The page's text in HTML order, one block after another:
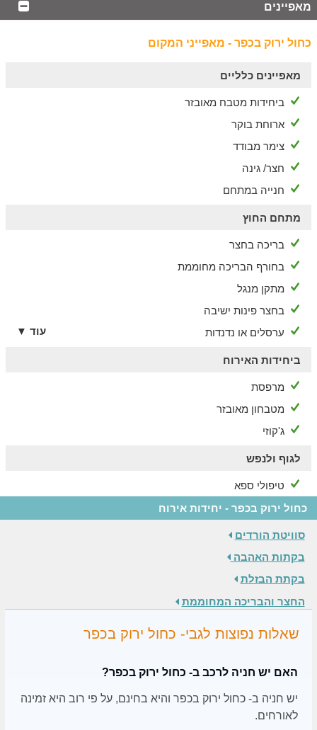
מאפיינים
כחול ירוק בכפר - מאפייני המקום
מאפיינים כלליים
ביחידות מטבח מאובזר
ארוחת בוקר
צימר מבודד
חצר/ גינה
חנייה במתחם
מתחם החוץ
בריכה בחצר
בחורף הבריכה מחוממת
מתקן מנגל
בחצר פינות ישיבה
ערסלים או נדנדות
עוד ▼
ביחידות האירוח
מרפסת
מטבחון מאובזר
ג'קוזי
לגוף ולנפש
טיפולי ספא
כחול ירוק בכפר - יחידות אירוח
סוויטת הורדים
בקתות האהבה
בקתת הבזלת
החצר והבריכה המחוממת
שאלות נפוצות לגבי- כחול ירוק בכפר
האם יש חניה לרכב ב- כחול ירוק בכפר?
יש חניה ב- כחול ירוק בכפר והיא בחינם, על פי רוב היא זמינה
לאורחים.